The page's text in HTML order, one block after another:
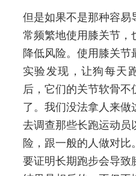
但是如果不是那种容易
常频繁地使用膝关节，
降低风险。使用膝关
实验发现，让狗每天
后，它们的关节软骨
了。我们没法拿人来
去调查那些长跑运动员
险，跟一般的人做对
要证明长期跑步会导致